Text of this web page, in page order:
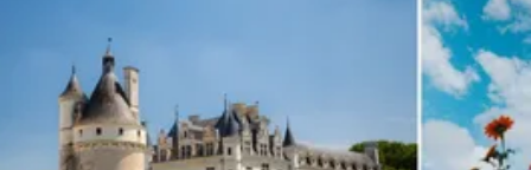
Społeczeństwo